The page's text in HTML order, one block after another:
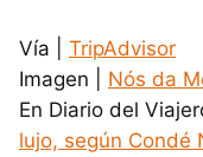
Vía | TripAdvisor
Imagen | Nós da
En Diario del
lujo, según Condé